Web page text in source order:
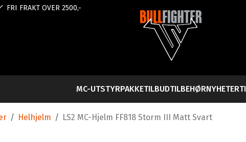
FRI FRAKT OVER 2500,-
MC-UTSTYRPAKKETILBUDTILBEHØRNYHETER
/ /
Helhjelm LS2 MC-Hjelm FF818 Storm III Matt Svart